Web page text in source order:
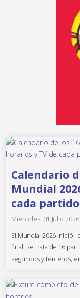
Calendario
Mundial
cada partido
Miércoles, 01 Julio
El Mundial 2026 inició
final. Se trata de 16
segundos y terceros,